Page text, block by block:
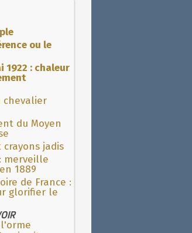
ou le
1922 : chaleur
chevalier
du Moyen
jadis
merveille
1889
de France :
glorifier le